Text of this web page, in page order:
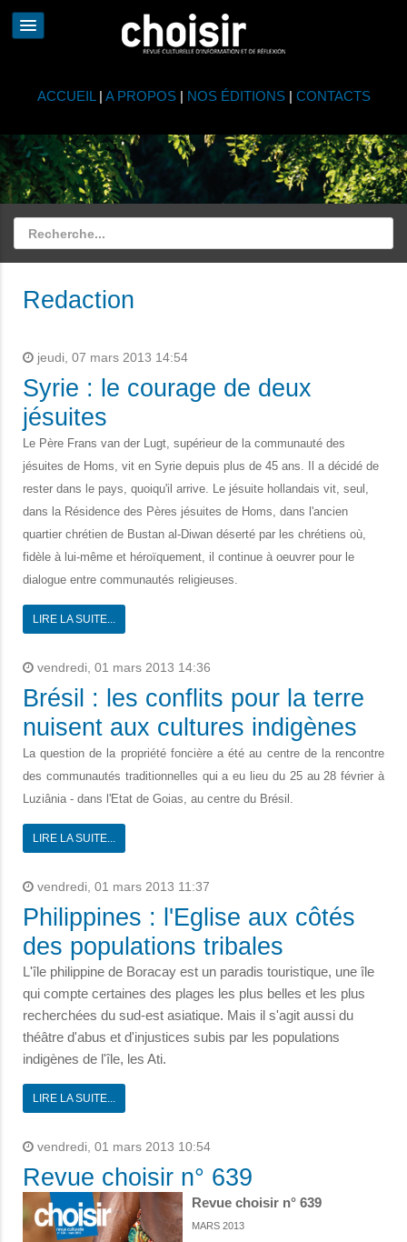
ACCUEIL | A PROPOS| NOS ÉDITIONS| CONTACTS
Redaction
jeudi, 07 mars 2013 14:54
Syrie : le courage de deux
jésuites
Le Père Frans van der Lugt, supérieur de la communauté des
jésuites de Homs, vit en Syrie depuis plus de 45 ans. Il a décidé de
rester dans le pays, quoiqu'il arrive. Le jésuite hollandais vit, seul,
dans la Résidence des Pères jésuites de Homs, dans l'ancien
quartier chrétien de Bustan al-Diwan déserté par les chrétiens où,
fidèle à lui-même et héroïquement, il continue à oeuvrer pour le
dialogue entre communautés religieuses.
LIRE LA SUITE...
vendredi, 01 mars 2013 14:36
Brésil : les conflits pour la terre
nuisent aux cultures indigènes
La question de la propriété foncière a été au centre de la rencontre
des communautés traditionnelles qui a eu lieu du 25 au 28 février à
Luziânia - dans l'Etat de Goias, au centre du Brésil.
LIRE LA SUITE...
vendredi, 01 mars 2013 11:37
Philippines : l'Eglise aux côtés
des populations tribales
L'île philippine de Boracay est un paradis touristique, une île
qui compte certaines des plages les plus belles et les plus
recherchées du sud-est asiatique. Mais il s'agit aussi du
théâtre d'abus et d'injustices subis par les populations
indigènes de l'île, les Ati.
LIRE LA SUITE...
vendredi, 01 mars 2013 10:54
Revue choisir n° 639
Revue choisir n° 639
MARS 2013